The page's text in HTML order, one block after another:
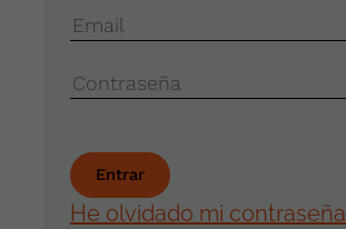
Email
Contraseña
He olvidado mi contraseña